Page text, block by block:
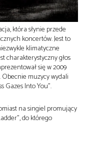
która słynie przede
koncertów. Jest to
klimatyczne
charakterystyczny głos
się w 2009
muzycy wydali
Gazes Into You”.
na singiel promujący
do którego